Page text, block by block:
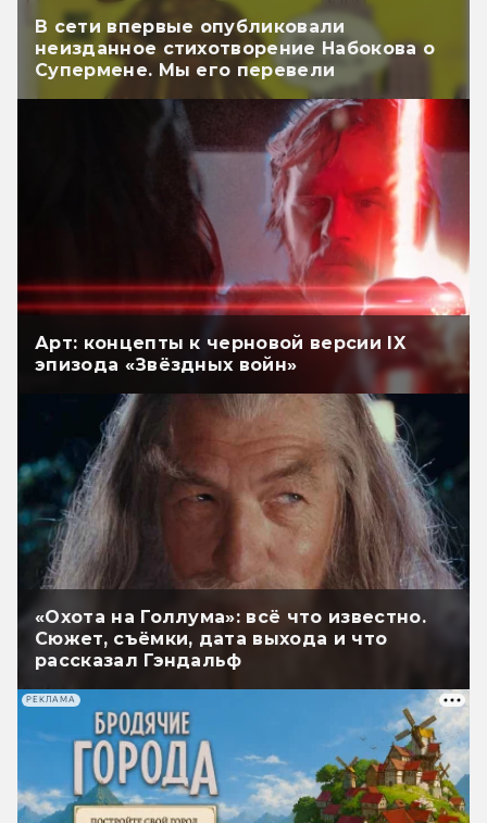
В сети впервые опубликовали
неизданное стихотворение Набокова о
Супермене. Мы его перевели
Арт: концепты к черновой версии IX
эпизода «Звёздных войн»
«Охота на Голлума»: всё что известно.
Сюжет, съёмки, дата выхода и что
рассказал Гэндальф
РЕКЛАМА